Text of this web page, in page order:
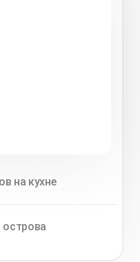
на кухне
острова